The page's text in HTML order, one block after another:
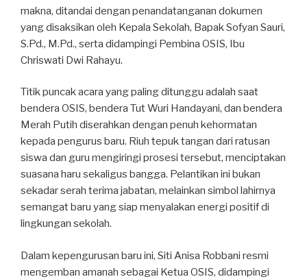
makna, ditandai dengan penandatanganan dokumen
yang disaksikan oleh Kepala Sekolah, Bapak Sofyan Sauri,
S.Pd., M.Pd., serta didampingi Pembina OSIS, Ibu
Chriswati Dwi Rahayu.
Titik puncak acara yang paling ditunggu adalah saat
bendera OSIS, bendera Tut Wuri Handayani, dan bendera
Merah Putih diserahkan dengan penuh kehormatan
kepada pengurus baru. Riuh tepuk tangan dari ratusan
siswa dan guru mengiringi prosesi tersebut, menciptakan
suasana haru sekaligus bangga. Pelantikan ini bukan
sekadar serah terima jabatan, melainkan simbol lahirnya
semangat baru yang siap menyalakan energi positif di
lingkungan sekolah.
Dalam kepengurusan baru ini, Siti Anisa Robbani resmi
mengemban amanah sebagai Ketua OSIS, didampingi